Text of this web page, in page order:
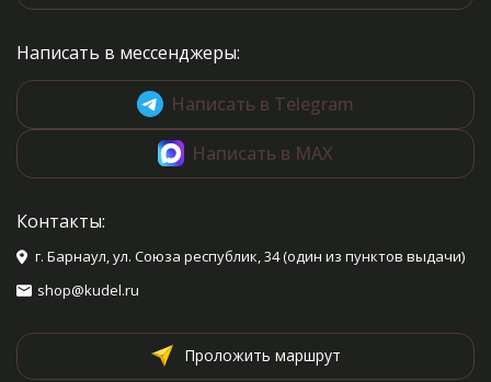
Написать в мессенджеры:
Написать в Telegram
Написать в MAX
Контакты:
г. Барнаул, ул. Союза республик, 34 (один из пунктов выдачи)
shop@kudel.ru
Проложить маршрут